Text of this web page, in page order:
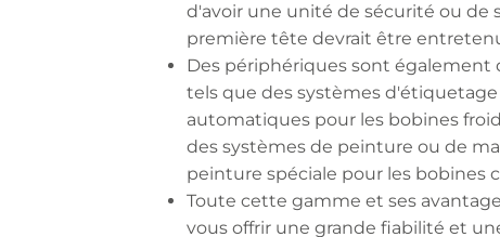
d'avoir une unité de sécurité ou de
première tête devrait être
Des périphériques sont également
tels que des systèmes
automatiques pour les bobines
des systèmes de peinture ou de
peinture spéciale pour les bobines
Toute cette gamme et ses
vous offrir une grande fiabilité et